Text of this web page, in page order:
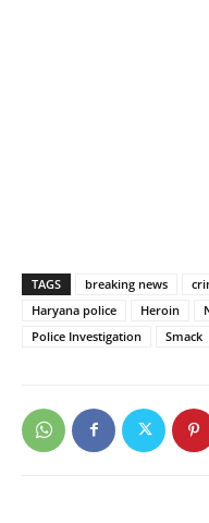
TAGS breaking news
Haryana police
Heroin
Police Investigation
Smack